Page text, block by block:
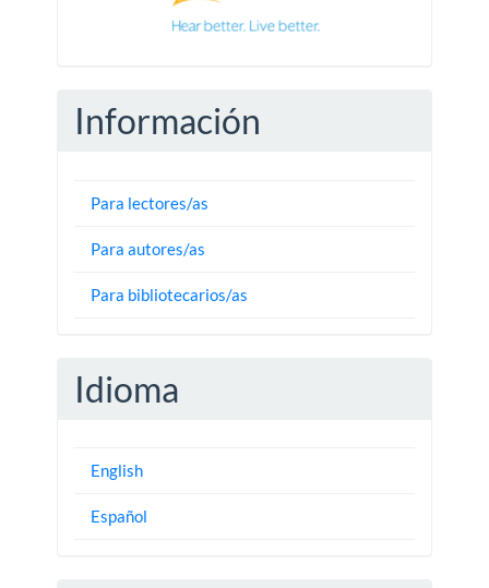
Información
Para lectores/as
Para autores/as
Para bibliotecarios/as
Idioma
English
Español